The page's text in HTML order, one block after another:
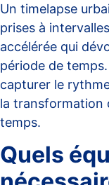
Un timelapse
prises à
accélérée qui
période de
capturer le
la transformation
temps.
Quels